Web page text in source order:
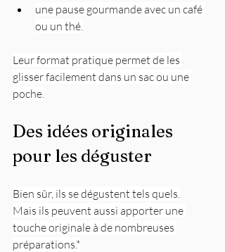
une pause gourmande avec un café
ou un thé.
Leur format pratique permet de les
glisser facilement dans un sac ou une
poche.
Des idées originales
pour les déguster
Bien sûr, ils se dégustent tels quels.
Mais ils peuvent aussi apporter une
touche originale à de nombreuses
préparations.*